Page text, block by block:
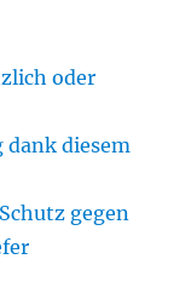
oder
dank diesem
gegen